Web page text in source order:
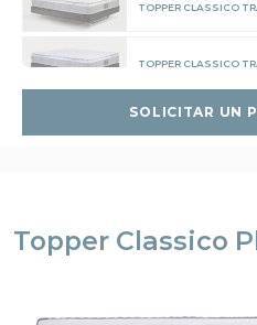
TOPPER CLASSICO
TOPPER CLASSICO
TOPPER CLASSICO
SOLICITAR UN
Topper Classico